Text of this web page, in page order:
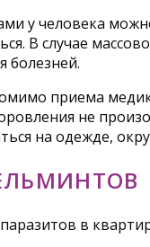
у человека
В случае
болезней.
приема
не
на одежде,
в